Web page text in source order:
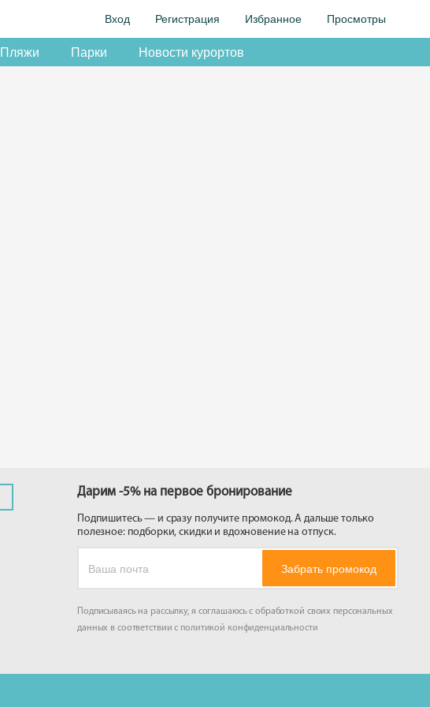
Вход Регистрация Избранное Просмотры
Пляжи Парки Новости курортов
Дарим -5% на первое бронирование
Подпишитесь — и сразу получите промокод. А дальше только
полезное: подборки, скидки и вдохновение на отпуск.
Забрать промокод
Подписываясь на рассылку, я соглашаюсь с обработкой своих персональных
данных в соответствии с политикой конфиденциальности